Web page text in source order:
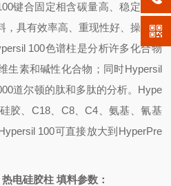
键合固定相含碳量高、稳定、耐
，具有效率高、重现性好、操作压
100色谱柱是分析许多化合物
生素和碱性化合物；同时Hypersil
道尔顿的肽和多肽的分析。Hype
胶、C18、C8、C4、氨基、氰基
100可直接放大到HyperPre
热电硅胶柱 填料参数 ：